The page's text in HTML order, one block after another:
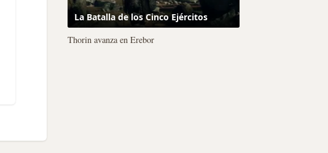
La Batalla de los Cinco Ejércitos
Thorin avanza en Erebor